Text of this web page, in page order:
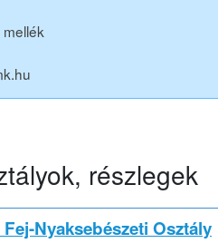
részlegek
Nyaksebészeti Osztály